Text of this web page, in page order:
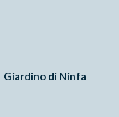
Giardino di Ninfa